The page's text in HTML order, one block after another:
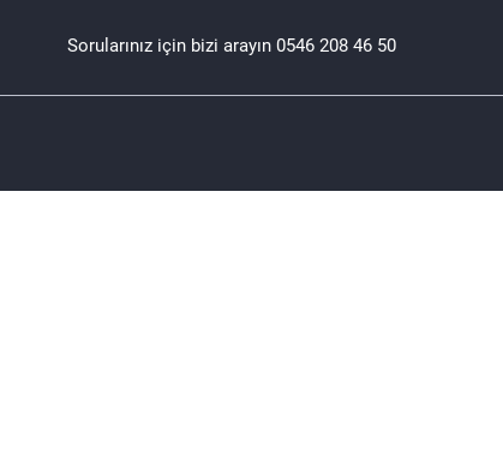
Sorularınız için bizi arayın 0546 208 46 50